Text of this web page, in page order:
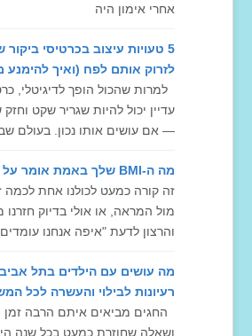
אחרי אימון היה
5 טעויות עיצוב בכרטיסי
לזרוק אותם לפח (ואיך להימנע
למרות שהכול הופך לדיגיטלי,
עדיין יכול להיות שגריר שקט
— אם עושים אותו נכון. בעולם
מה ה-BMI שלך באמת אומר על הבריאות שלך?
זה קורה כמעט לכולנו אחת לכמה
מול המראה, או אולי בדיוק חזרנו
והרצון לדעת "איפה אנחנו
מה עושים עם הילדים בתל
רעיונות לבילוי והעשרה לכל
החגים מביאים איתם הרבה זמן
ושאלה שחוזרת כמעט בכל שנה